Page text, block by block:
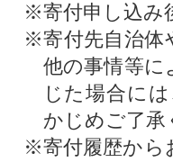
※寄付申し込み
※寄付先自治体
他の事情等に
じた場合に
かじめご了承
※寄付履歴から